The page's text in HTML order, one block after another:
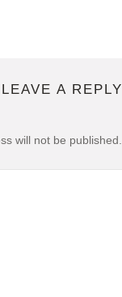
LEAVE A REPLY
will not be published.